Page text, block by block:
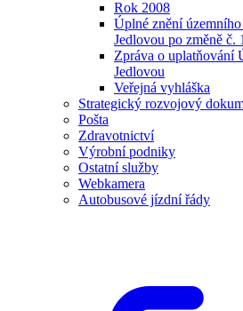
Rok 2008
Úplné znění
Jedlovou po změně č.
Zpráva o uplatňování
Jedlovou
Veřejná vyhláška
Strategický rozvojový
Pošta
Zdravotnictví
Výrobní podniky
Ostatní služby
Webkamera
Autobusové jízdní řády